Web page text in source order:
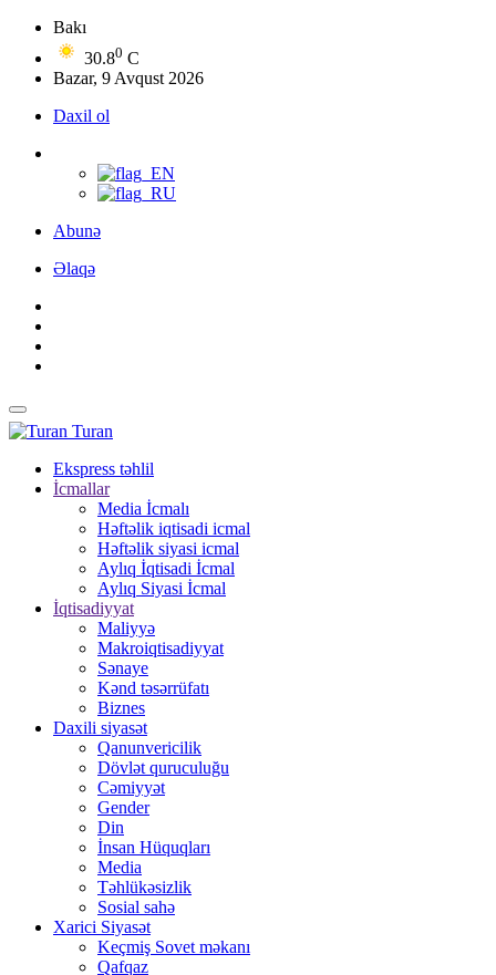
Bakı
30.80 C
Bazar, 9 Avqust 2026
Daxil ol
Abunə
Əlaqə
Turan
Ekspress təhlil
İcmallar
Media İcmalı
Həftəlik iqtisadi icmal
Həftəlik siyasi icmal
Aylıq İqtisadi İcmal
Aylıq Siyasi İcmal
İqtisadiyyat
Maliyyə
Makroiqtisadiyyat
Sənaye
Kənd təsərrüfatı
Biznes
Daxili siyasət
Qanunvericilik
Dövlət quruculuğu
Cəmiyyət
Gender
Din
İnsan Hüquqları
Media
Təhlükəsizlik
Sosial sahə
Xarici Siyasət
Keçmiş Sovet məkanı
Qafqaz